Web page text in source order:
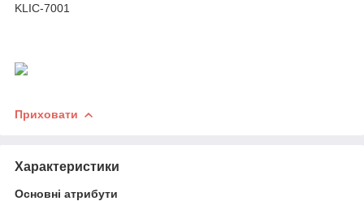
KLIC-7001
Приховати
Характеристики
Основні атрибути